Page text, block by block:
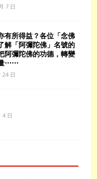
7 日
有所得益？各位「念佛
解「阿彌陀佛」名號的
阿彌陀佛的功德，轉變
⋯⋯
24 日
4 日